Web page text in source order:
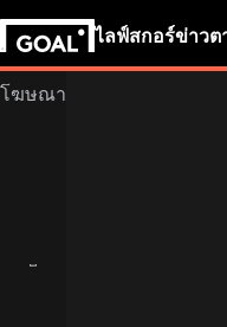
ไลฟ์สกอร์ข่าวต